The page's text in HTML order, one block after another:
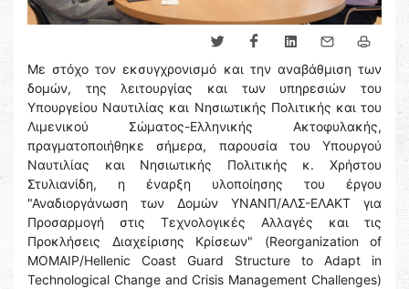
Με στόχο τον εκσυγχρονισμό και την αναβάθμιση των
δομών, της λειτουργίας και των υπηρεσιών του
Υπουργείου Ναυτιλίας και Νησιωτικής Πολιτικής και του
Λιμενικού Σώματος-Ελληνικής Ακτοφυλακής,
πραγματοποιήθηκε σήμερα, παρουσία του Υπουργού
Ναυτιλίας και Νησιωτικής Πολιτικής κ. Χρήστου
Στυλιανίδη, η έναρξη υλοποίησης του έργου
"Αναδιοργάνωση των Δομών ΥΝΑΝΠ/ΑΛΣ-ΕΛΑΚΤ για
Προσαρμογή στις Τεχνολογικές Αλλαγές και τις
Προκλήσεις Διαχείρισης Κρίσεων" (Reorganization of
MOMAIP/Hellenic Coast Guard Structure to Adapt in
Technological Change and Crisis Management Challenges)